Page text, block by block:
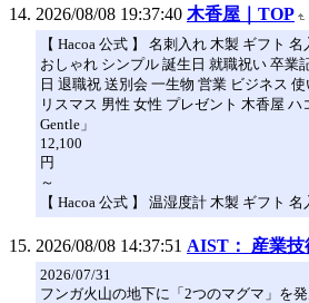
2026/08/08 19:37:40 木香屋｜TOP
【 Hacoa 公式 】 名刺入れ 木製 ギフト
おしゃれ シンプル 誕生日 就職祝い 卒業
日 退職祝 送別会 一生物 営業 ビジネス
リスマス 男性 女性 プレゼント 木香屋 ハ
Gentle」
12,100
円
～
【 Hacoa 公式 】 温湿度計 木製 ギフト
2026/08/08 14:37:51 AIST： 産業
2026/07/31
フンガ火山の地下に「2つのマグマ」を発